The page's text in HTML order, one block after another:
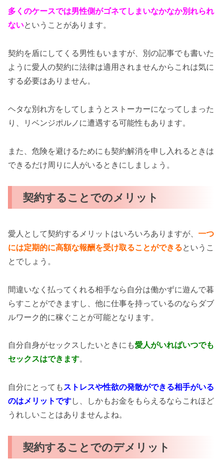
多くのケースでは男性側がゴネてしまいなかなか別れられ
ないということがあります。
契約を盾にしてくる男性もいますが、別の記事でも書いた
ように愛人の契約に法律は適用されませんからこれは気に
する必要はありません。
ヘタな別れ方をしてしまうとストーカーになってしまった
り、リベンジポルノに遭遇する可能性もあります。
また、危険を避けるためにも契約解消を申し入れるときは
できるだけ周りに人がいるときにしましょう。
契約することでのメリット
愛人として契約するメリットはいろいろありますが、 一つ
には定期的に高額な報酬を受け取ることができるというこ
とでしょう。
間違いなく払ってくれる相手なら自分は働かずに遊んで暮
らすことができますし、他に仕事を持っているのならダブ
ルワーク的に稼ぐことが可能となります。
自分自身がセックスしたいときにも愛人がいればいつでも
セックスはできます。
自分にとってもストレスや性欲の発散ができる相手がいる
のはメリットですし、しかもお金をもらえるならこれほど
うれしいことはありませんよね。
契約することでのデメリット